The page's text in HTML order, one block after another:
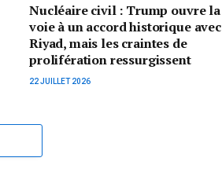
Nucléaire civil : Trump ouvre la
voie à un accord historique avec
Riyad, mais les craintes de
prolifération ressurgissent
22 JUILLET 2026